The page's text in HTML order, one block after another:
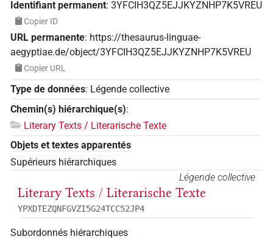
Identifiant permanent: 3YFCIH3QZ5EJJKYZNHP7K5VREU
Copier ID
URL permanente: https://thesaurus-linguae-
aegyptiae.de/object/3YFCIH3QZ5EJJKYZNHP7K5VREU
Copier URL
Type de données: Légende collective
Chemin(s) hiérarchique(s):
Literary Texts / Literarische Texte
Objets et textes apparentés
Supérieurs hiérarchiques
Légende collective
Literary Texts / Literarische Texte
YPXDTEZQNFGVZI5G24TCC52JP4
Subordonnés hiérarchiques